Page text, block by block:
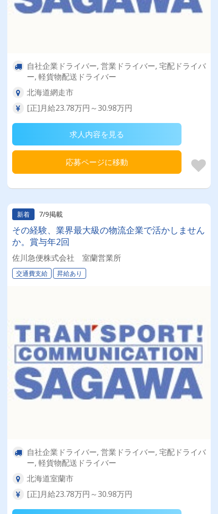
自社企業ドライバー, 営業ドライバー, 宅配ドライバ
ー, 軽貨物配送ドライバー
北海道網走市
[正]月給23.78万円～30.98万円
求人内容を見る
応募ページに移動
新着 7/9掲載
その経験、業界最大級の物流企業で活かしません
か。賞与年2回
佐川急便株式会社 室蘭営業所
交通費支給 昇給あり
自社企業ドライバー, 営業ドライバー, 宅配ドライバ
ー, 軽貨物配送ドライバー
北海道室蘭市
[正]月給23.78万円～30.98万円